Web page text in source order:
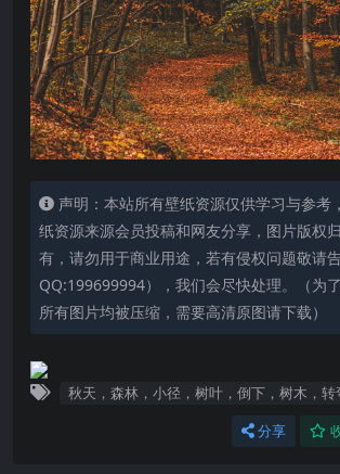
声明：本站所有壁纸资源仅供学习与参考
纸资源来源会员投稿和网友分享，图片版权
有，请勿用于商业用途，若有侵权问题敬请
QQ:199699994），我们会尽快处理。（为
所有图片均被压缩，需要高清原图请下载）
秋天，森林，小径，树叶，倒下，树木，转
分享